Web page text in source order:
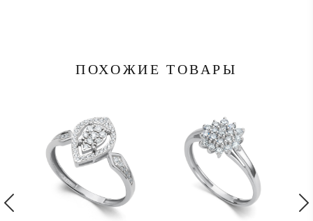
ПОХОЖИЕ ТОВАРЫ